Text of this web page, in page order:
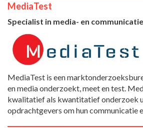
MediaTest
Specialist in media- en
MediaTest is een
en media onderzoekt, meet en test.
kwalitatief als kwantitatief onderzoek
opdrachtgevers om hun communicatie